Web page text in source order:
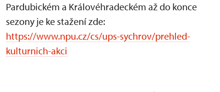
Pardubickém a Královéhradeckém až do konce
sezony je ke stažení zde:
https://www.npu.cz/cs/ups-sychrov/prehled-
kulturnich-akci